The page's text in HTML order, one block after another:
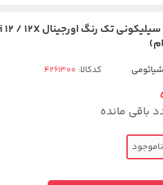
شیائومی کدکالا:
باقی مانده